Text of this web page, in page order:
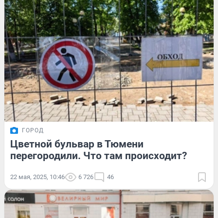
ГОРОД
Цветной бульвар в Тюмени
перегородили. Что там происходит?
22 мая, 2025, 10:46 6 726 46